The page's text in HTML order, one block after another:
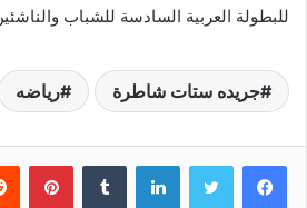
للبطولة العربية السادسة للشباب
جريده ستات شاطرة رياضه
لينكدإن بينتيريست